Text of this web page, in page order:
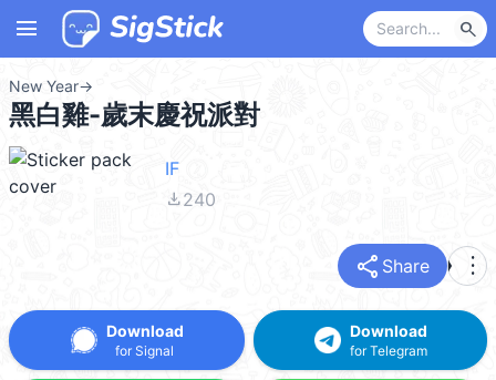
menu search
New Year→
黑白雞-歲末慶祝派對
IF
file_download240
share Share more_vert
Download
for Signal
Download
for Telegram